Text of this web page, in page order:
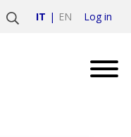
IT EN Log in